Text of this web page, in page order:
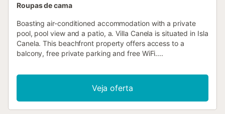
Roupas de cama
Boasting air-conditioned accommodation with a private
pool, pool view and a patio, a. Villa Canela is situated in Isla
Canela. This beachfront property offers access to a
balcony, free private parking and free WiFi....
Veja oferta